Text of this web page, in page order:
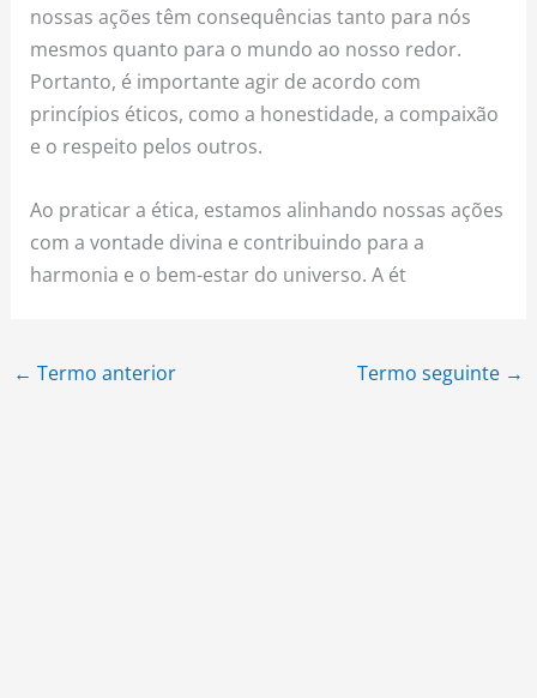
nossas ações têm consequências tanto para nós
mesmos quanto para o mundo ao nosso redor.
Portanto, é importante agir de acordo com
princípios éticos, como a honestidade, a compaixão
e o respeito pelos outros.
Ao praticar a ética, estamos alinhando nossas ações
com a vontade divina e contribuindo para a
harmonia e o bem-estar do universo. A ét
← Termo anterior Termo seguinte →